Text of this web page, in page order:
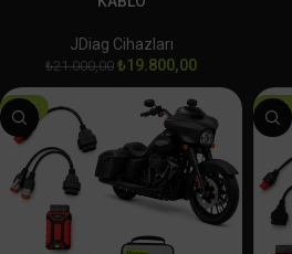
JDiag Cihazları
₺21.000,00 ₺19.800,00
-18% -18%